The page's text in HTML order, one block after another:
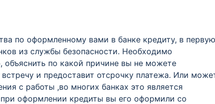
по оформленному вами в банке кредиту, в первую
из службы безопасности. Необходимо
по какой причине вы не можете
и предоставит отсрочку платежа. Или
с работы ,во многих банках это является
оформлении кредиты вы его оформили со